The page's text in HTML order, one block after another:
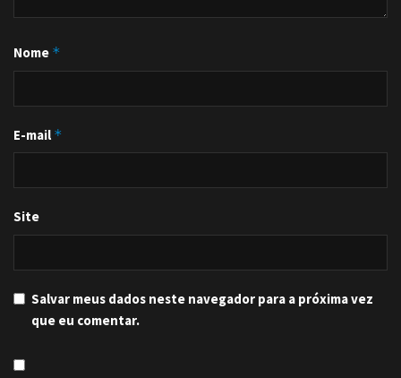
Nome *
E-mail *
Site
Salvar meus dados neste navegador para a próxima vez
que eu comentar.